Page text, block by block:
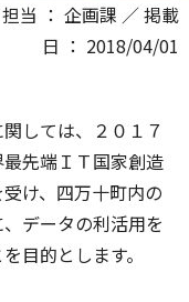
当 ： 企画課 ／ 掲載
日 ： 2018/04/01
しては、２０１７
先端ＩＴ国家創造
け、四万十町内の
データの利活用を
目的とします。